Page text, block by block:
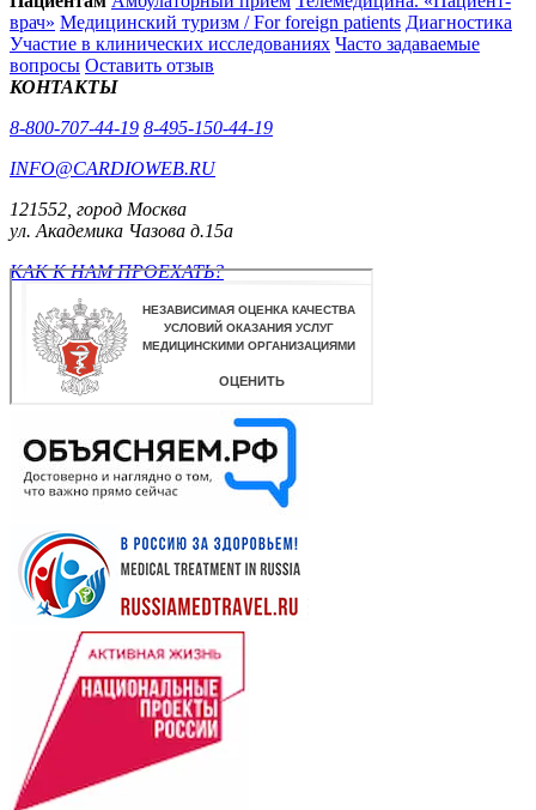
врач» Медицинский туризм / For foreign patients Диагностика
Участие в клинических исследованиях Часто задаваемые
вопросы Оставить отзыв
КОНТАКТЫ
8-800-707-44-19 8-495-150-44-19
INFO@CARDIOWEB.RU
121552, город Москва
ул. Академика Чазова д.15а
КАК К НАМ ПРОЕХАТЬ?